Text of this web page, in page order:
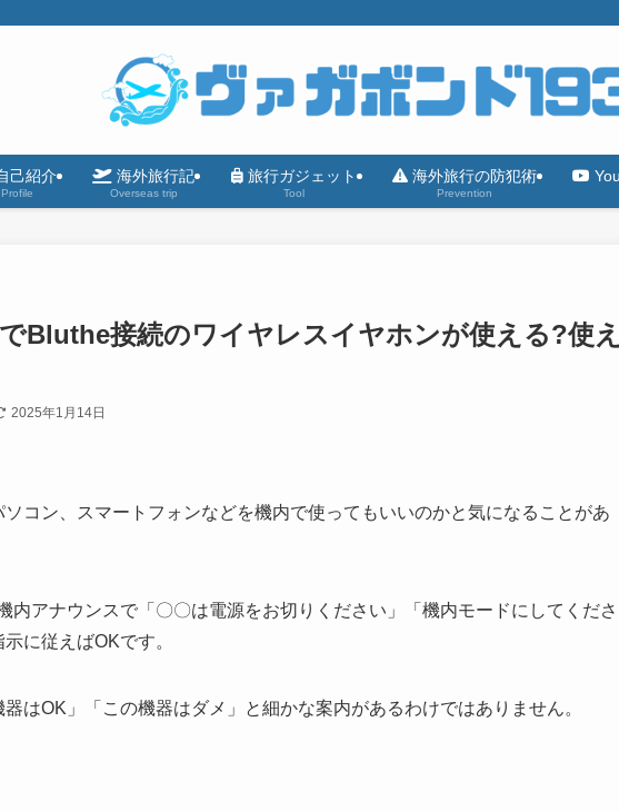
己紹介
Profile
海外旅行記
Overseas trip
旅行ガジェット
Tool
海外旅行の防犯術
Prevention
でBluthe接続のワイヤレスイヤホンが使える?使
2025年1月14日
コン、スマートフォンなどを機内で使ってもいいのかと気になることがあ
内アナウンスで「〇〇は電源をお切りください」「機内モードにしてくださ
に従えばOKです。
はOK」「この機器はダメ」と細かな案内があるわけではありません。